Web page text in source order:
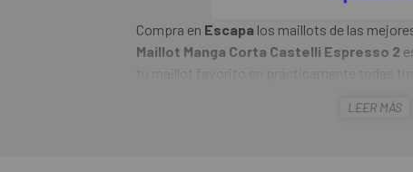
Compra en Escapa los maillots de las
Maillot Manga Corta Castelli Espresso 2
tu maillot favorito en prácticamente todas
materiales avanzados y una confección
LEER MÁS